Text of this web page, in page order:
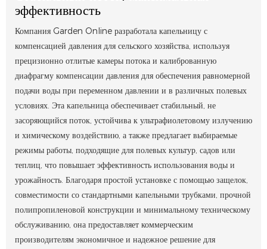
эффективность
Компания Garden Online разработала капельницу с
компенсацией давления для сельского хозяйства, используя
прецизионно отлитые камеры потока и калиброванную
диафрагму компенсации давления для обеспечения равномерной
подачи воды при переменном давлении и в различных полевых
условиях. Эта капельница обеспечивает стабильный, не
засоряющийся поток, устойчива к ультрафиолетовому излучению
и химическому воздействию, а также предлагает выбираемые
режимы работы, подходящие для полевых культур, садов или
теплиц, что повышает эффективность использования воды и
урожайность. Благодаря простой установке с помощью защелок,
совместимости со стандартными капельными трубками, прочной
полипропиленовой конструкции и минимальному техническому
обслуживанию, она предоставляет коммерческим
производителям экономичное и надежное решение для